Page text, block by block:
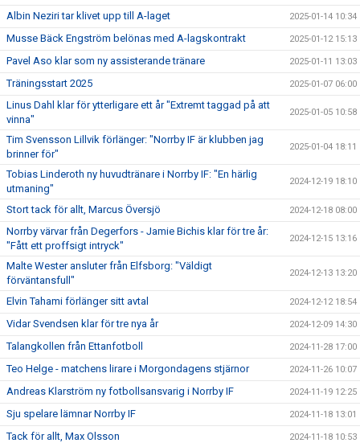
Albin Neziri tar klivet upp till A-laget 2025-01-14 10:34
Musse Bäck Engström belönas med A-lagskontrakt 2025-01-12 15:13
Pavel Aso klar som ny assisterande tränare 2025-01-11 13:03
Träningsstart 2025 2025-01-07 06:00
Linus Dahl klar för ytterligare ett år "Extremt taggad på att
vinna"
2025-01-05 10:58
Tim Svensson Lillvik förlänger: "Norrby IF är klubben jag
brinner för"
2025-01-04 18:11
Tobias Linderoth ny huvudtränare i Norrby IF: "En härlig
utmaning"
2024-12-19 18:10
Stort tack för allt, Marcus Översjö 2024-12-18 08:00
Norrby värvar från Degerfors - Jamie Bichis klar för tre år:
"Fått ett proffsigt intryck"
2024-12-15 13:16
Malte Wester ansluter från Elfsborg: "Väldigt
förväntansfull"
2024-12-13 13:20
Elvin Tahami förlänger sitt avtal 2024-12-12 18:54
Vidar Svendsen klar för tre nya år 2024-12-09 14:30
Talangkollen från Ettanfotboll 2024-11-28 17:00
Teo Helge - matchens lirare i Morgondagens stjärnor 2024-11-26 10:07
Andreas Klarström ny fotbollsansvarig i Norrby IF 2024-11-19 12:25
Sju spelare lämnar Norrby IF 2024-11-18 13:01
Tack för allt, Max Olsson 2024-11-18 10:53